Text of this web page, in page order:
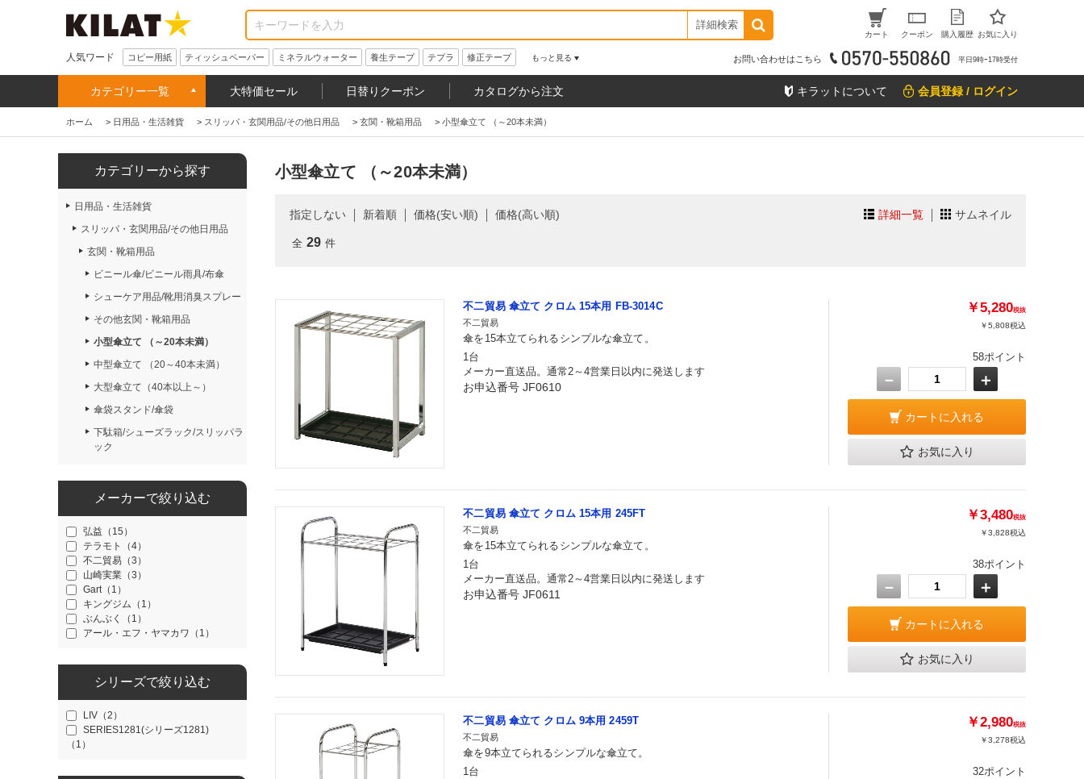
詳細検索
カート クーポン 購入履歴 お気に入り
人気ワード コピー用紙 ティッシュペーパー ミネラルウォーター 養生テープ テプラ 修正テープ もっと見る お問い合わせはこちら 平日9時ｰ17時受付
カテゴリー一覧 大特価セール 日替りクーポン カタログから注文 キラットについて 会員登録 / ログイン
ホーム > 日用品・生活雑貨 > スリッパ・玄関用品/その他日用品 > 玄関・靴箱用品 > 小型傘立て （～20本未満）
カテゴリーから探す
日用品・生活雑貨
スリッパ・玄関用品/その他日用品
玄関・靴箱用品
ビニール傘/ビニール雨具/布傘
シューケア用品/靴用消臭スプレー
その他玄関・靴箱用品
小型傘立て （～20本未満）
中型傘立て （20～40本未満）
大型傘立て（40本以上～）
傘袋スタンド/傘袋
下駄箱/シューズラック/スリッパラ
ック
メーカーで絞り込む
弘益（15）
テラモト（4）
不二貿易（3）
山崎実業（3）
Gart（1）
キングジム（1）
ぶんぶく（1）
アール・エフ・ヤマカワ（1）
シリーズで絞り込む
LIV（2）
SERIES1281(シリーズ1281)
（1）
小型傘立て （～20本未満）
詳細一覧 サムネイル
指定しない 新着順 価格(安い順) 価格(高い順)
全 29 件
不二貿易 傘立て クロム 15本用 FB-3014C
不二貿易
傘を15本立てられるシンプルな傘立て。
1台
メーカー直送品。通常2～4営業日以内に発送します
お申込番号 JF0610
￥5,280税抜
￥5,808税込
58ポイント
－ ＋
カートに入れる
お気に入り
不二貿易 傘立て クロム 15本用 245FT
不二貿易
傘を15本立てられるシンプルな傘立て。
1台
メーカー直送品。通常2～4営業日以内に発送します
お申込番号 JF0611
￥3,480税抜
￥3,828税込
38ポイント
－ ＋
カートに入れる
お気に入り
不二貿易 傘立て クロム 9本用 2459T
不二貿易
傘を9本立てられるシンプルな傘立て。
1台
￥2,980税抜
￥3,278税込
32ポイント